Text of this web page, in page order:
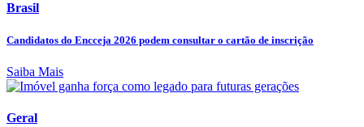
Brasil
Candidatos do Encceja 2026 podem consultar o cartão de inscrição
Saiba Mais
Geral